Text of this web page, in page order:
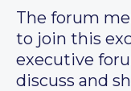
The forum
to join this
executive
discuss and